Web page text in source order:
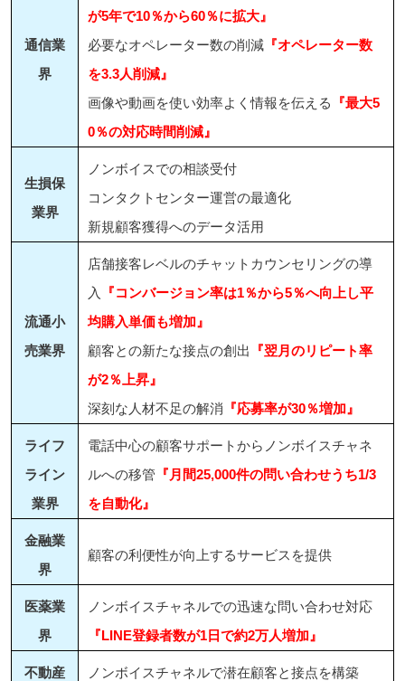
通信業
界
が5年で10％から60％に拡大』
必要なオペレーター数の削減 『オペレーター数
を3.3人削減』
画像や動画を使い効率よく情報を伝える
『最大5
0％の対応時間削減』
生損保
業界
ノンボイスでの相談受付
コンタクトセンター運営の最適化
新規顧客獲得へのデータ活用
流通小
売業界
店舗接客レベルのチャットカウンセリングの導
入
『コンバージョン率は1％から5％へ向上し平
均購入単価も増加』
顧客との新たな接点の創出
『翌月のリピート率
が2％上昇』
深刻な人材不足の解消 『応募率が30％増加』
ライフ
ライン
業界
電話中心の顧客サポートからノンボイスチャネ
ルへの移管 『月間25,000件の問い合わせうち1/3
を自動化』
金融業
界
顧客の利便性が向上するサービスを提供
医薬業
界
ノンボイスチャネルでの迅速な問い合わせ対応
『LINE登録者数が1日で約2万人増加』
不動産
ノンボイスチャネルで潜在顧客と接点を構築